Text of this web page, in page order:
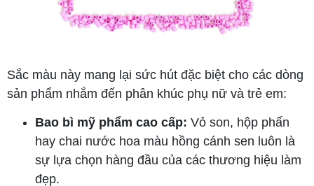
Sắc màu này mang lại sức hút đặc biệt cho các dòng
sản phẩm nhắm đến phân khúc phụ nữ và trẻ em:
Bao bì mỹ phẩm cao cấp: Vỏ son, hộp phấn
hay chai nước hoa màu hồng cánh sen luôn là
sự lựa chọn hàng đầu của các thương hiệu làm
đẹp.